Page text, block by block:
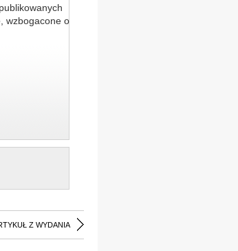
wzbogacone o
Z WYDANIA